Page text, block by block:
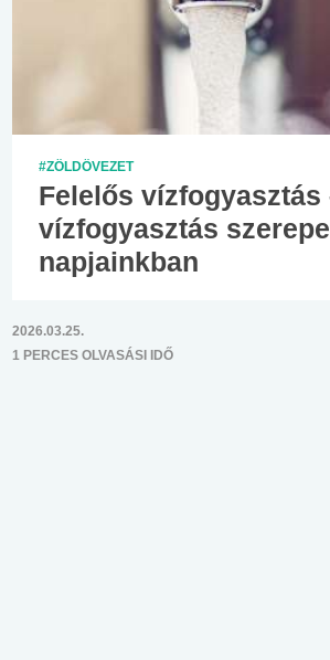
#ZÖLDÖVEZET
Felelős vízfogyasztás
vízfogyasztás szerepe
napjainkban
2026.03.25.
1 PERCES OLVASÁSI IDŐ